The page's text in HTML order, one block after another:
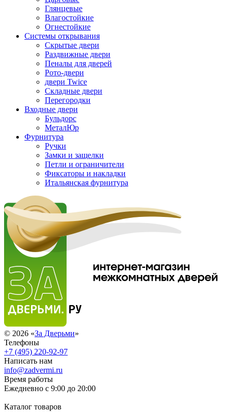
Глянцевые
Влагостойкие
Огнестойкие
Системы открывания
Скрытые двери
Раздвижные двери
Пеналы для дверей
Рото-двери
двери Twice
Складные двери
Перегородки
Входные двери
Бульдорс
МеталЮр
Фурнитура
Ручки
Замки и защелки
Петли и ограничители
Фиксаторы и накладки
Итальянская фурнитура
© 2026 «За Дверьми»
Телефоны
+7 (495) 220-92-97
Написать нам
info@zadvermi.ru
Время работы
Ежедневно с 9:00 до 20:00
Каталог товаров